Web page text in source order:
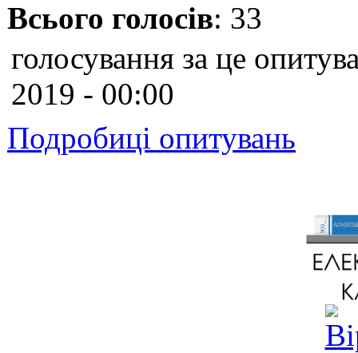
Всього голосів: 33
голосування за це
2019 - 00:00
Подробиці опитувань